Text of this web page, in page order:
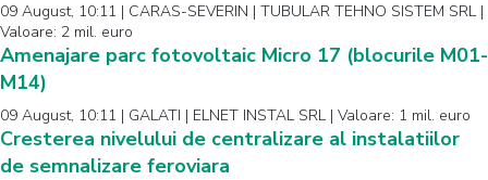
09 August, 10:11 | CARAS-SEVERIN | TUBULAR TEHNO SISTEM SRL |
Valoare: 2 mil. euro
Amenajare parc fotovoltaic Micro 17 (blocurile M01-
M14)
09 August, 10:11 | GALATI | ELNET INSTAL SRL | Valoare: 1 mil. euro
Cresterea nivelului de centralizare al instalatiilor
de semnalizare feroviara